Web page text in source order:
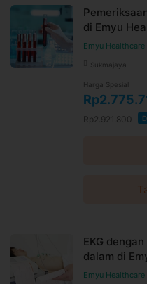
di Emyu
Emyu Healthcare
Sukmajaya
Harga Spesial
Rp2.921.800
EKG
dalam di
Emyu Healthcare